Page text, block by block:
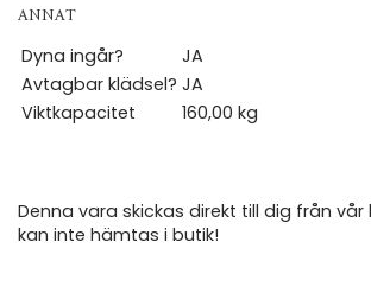
ANNAT
Dyna ingår?
JA
Avtagbar klädsel? JA
Viktkapacitet
160,00 kg
Denna vara skickas direkt till dig från
kan inte hämtas i butik!